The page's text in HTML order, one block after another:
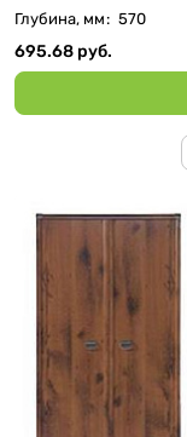
Глубина, мм: 570
695.68 руб.